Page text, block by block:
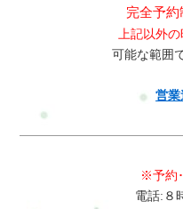
完全予
上記以外
可能な範囲
営業
※予約
電話:８